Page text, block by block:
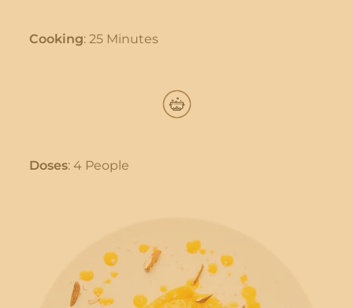
Cooking: 25 Minutes
Doses: 4 People